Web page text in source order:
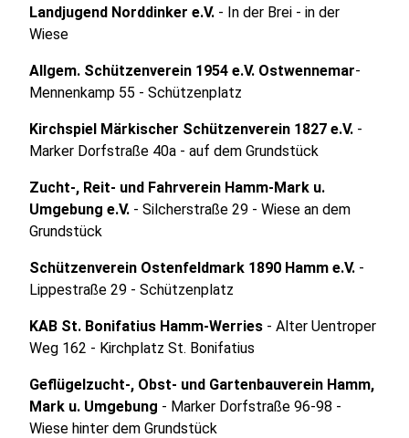
Landjugend Norddinker e.V. - In der Brei - in der
Wiese
Allgem. Schützenverein 1954 e.V. Ostwennemar-
Mennenkamp 55 - Schützenplatz
Kirchspiel Märkischer Schützenverein 1827 e.V. -
Marker Dorfstraße 40a - auf dem Grundstück
Zucht-, Reit- und Fahrverein Hamm-Mark u.
Umgebung e.V. - Silcherstraße 29 - Wiese an dem
Grundstück
Schützenverein Ostenfeldmark 1890 Hamm e.V. -
Lippestraße 29 - Schützenplatz
KAB St. Bonifatius Hamm-Werries - Alter Uentroper
Weg 162 - Kirchplatz St. Bonifatius
Geflügelzucht-, Obst- und Gartenbauverein Hamm,
Mark u. Umgebung - Marker Dorfstraße 96-98 -
Wiese hinter dem Grundstück